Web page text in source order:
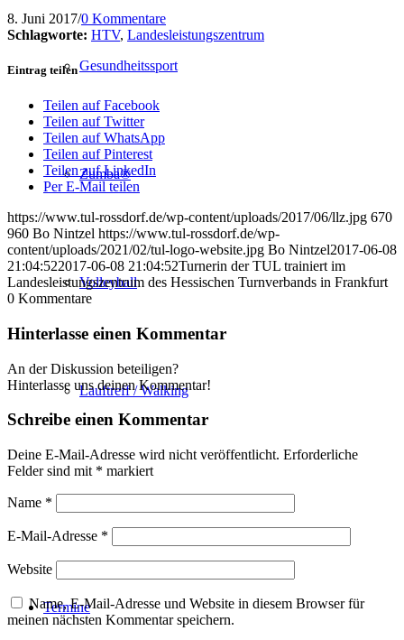
Gesundheitssport
Zumba®
Volleyball
Lauftreff / Walking
Sportabzeichen
Termine
8. Juni 2017/0 Kommentare
Schlagworte: HTV, Landesleistungszentrum
Eintrag teilen
Teilen auf Facebook
Teilen auf Twitter
Teilen auf WhatsApp
Teilen auf Pinterest
Teilen auf LinkedIn
Per E-Mail teilen
https://www.tul-rossdorf.de/wp-content/uploads/2017/06/llz.jpg 670
960 Bo Nintzel https://www.tul-rossdorf.de/wp-
content/uploads/2021/02/tul-logo-website.jpg Bo Nintzel2017-06-08
21:04:522017-06-08 21:04:52Turnerin der TUL trainiert im
Landesleistungszentrum des Hessischen Turnverbands in Frankfurt
0 Kommentare
Hinterlasse einen Kommentar
An der Diskussion beteiligen?
Hinterlasse uns deinen Kommentar!
Schreibe einen Kommentar
Deine E-Mail-Adresse wird nicht veröffentlicht. Erforderliche
Felder sind mit * markiert
Name *
E-Mail-Adresse *
Website
Name, E-Mail-Adresse und Website in diesem Browser für
meinen nächsten Kommentar speichern.